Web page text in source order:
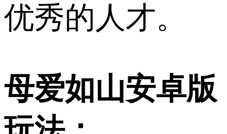
优秀的人才。
母爱如山安卓版